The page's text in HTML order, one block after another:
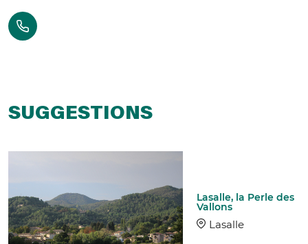
SUGGESTIONS
Lasalle, la Perle des
Vallons
Lasalle